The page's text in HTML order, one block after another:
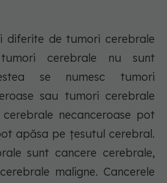
diferite de tumori cerebrale
cerebrale nu sunt
se numesc tumori
sau tumori cerebrale
cerebrale necanceroase pot
apăsa pe țesutul cerebral.
sunt cancere cerebrale,
maligne. Cancerele